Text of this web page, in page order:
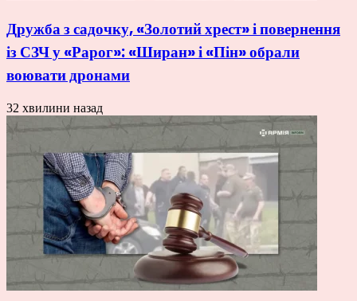
Дружба з садочку, «Золотий хрест» і повернення
із СЗЧ у «Рарог»: «Ширан» і «Пін» обрали
воювати дронами
32 хвилини назад